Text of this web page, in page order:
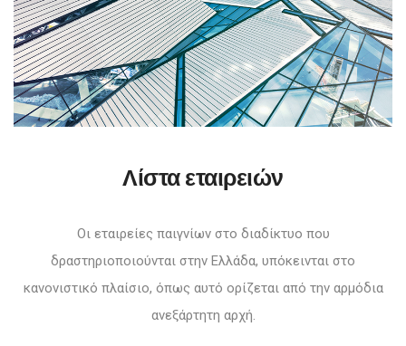
Λίστα εταιρειών
Οι εταιρείες παιγνίων στο διαδίκτυο που
δραστηριοποιούνται στην Ελλάδα, υπόκεινται στο
κανονιστικό πλαίσιο, όπως αυτό ορίζεται από την αρμόδια
ανεξάρτητη αρχή.